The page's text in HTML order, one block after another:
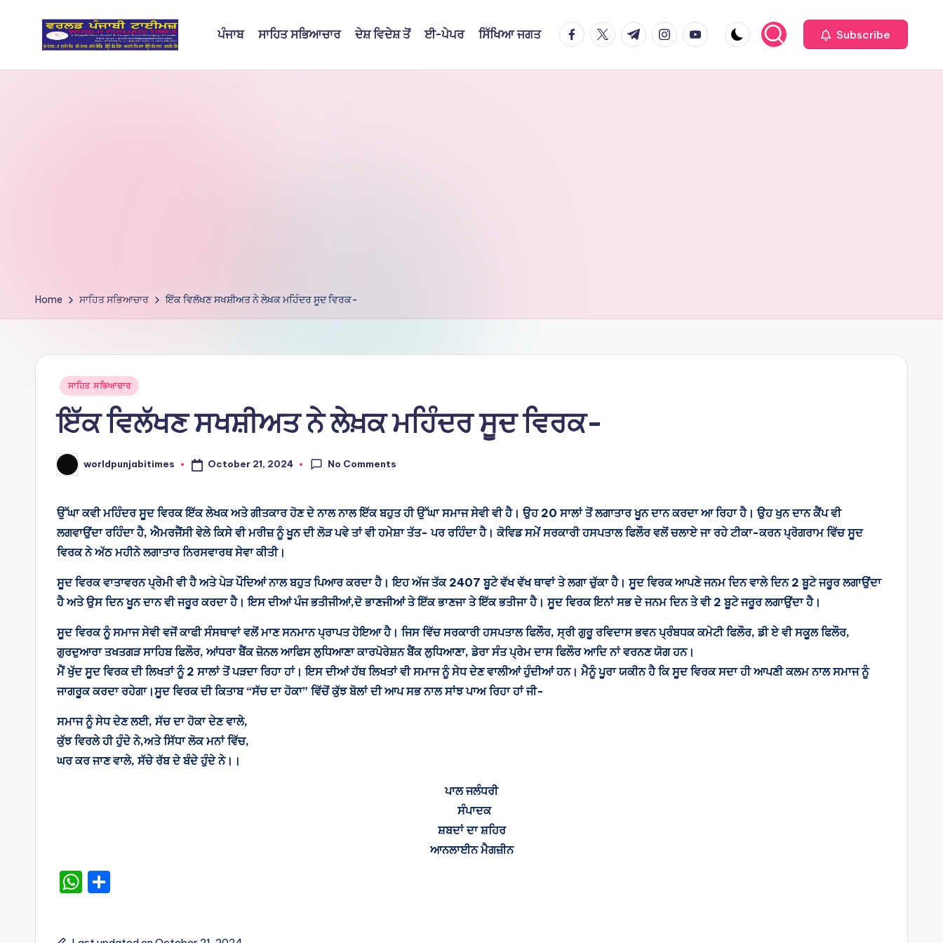
W
bi
m
ਪੰਜਾਬ ਸਾਹਿਤ ਸਭਿਆਚਾਰ ਦੇਸ਼ ਵਿਦੇਸ਼ ਤੋਂ ਈ-ਪੇਪਰ ਸਿੱਖਿਆ ਜਗਤ facebook.com
twitter.com
t.me instagram.com
youtube.com Subscribe
Home ਸਾਹਿਤ ਸਭਿਆਚਾਰ ਇੱਕ ਵਿਲੱਖਣ ਸਖਸ਼ੀਅਤ ਨੇ ਲੇਖ਼ਕ ਮਹਿੰਦਰ ਸੂਦ ਵਿਰਕ-
Posted
ਸਾਹਿਤ ਸਭਿਆਚਾਰ
ਇੱਕ ਵਿਲੱਖਣ ਸਖਸ਼ੀਅਤ ਨੇ ਲੇਖ਼ਕ ਮਹਿੰਦਰ ਸੂਦ ਵਿਰਕ-
Posted
by
worldpunjabitimes October 21, 2024 No Comments
ਉੱਘਾ ਕਵੀ ਮਹਿੰਦਰ ਸੂਦ ਵਿਰਕ ਇੱਕ ਲੇਖਕ ਅਤੇ ਗੀਤਕਾਰ ਹੋਣ ਦੇ ਨਾਲ ਨਾਲ ਇੱਕ ਬਹੁਤ ਹੀ ਉੱਘਾ ਸਮਾਜ ਸੇਵੀ ਵੀ ਹੈ। ਉਹ 20 ਸਾਲਾਂ ਤੋਂ ਲਗਾਤਾਰ ਖੂਨ ਦਾਨ ਕਰਦਾ ਆ ਰਿਹਾ ਹੈ। ਉਹ ਖੁਨ ਦਾਨ ਕੈਂਪ ਵੀ
ਲਗਵਾਉਂਦਾ ਰਹਿੰਦਾ ਹੈ, ਐਮਰਜੈਂਸੀ ਵੇਲੇ ਕਿਸੇ ਵੀ ਮਰੀਜ਼ ਨੂੰ ਖੂਨ ਦੀ ਲੋੜ ਪਵੇ ਤਾਂ ਵੀ ਹਮੇਸ਼ਾ ਤੱਤ- ਪਰ ਰਹਿੰਦਾ ਹੈ। ਕੋਵਿਡ ਸਮੇਂ ਸਰਕਾਰੀ ਹਸਪਤਾਲ ਫਿਲੌਰ ਵਲੋਂ ਚਲਾਏ ਜਾ ਰਹੇ ਟੀਕਾ-ਕਰਨ ਪ੍ਰੋਗਰਾਮ ਵਿੱਚ ਸੂਦ
ਵਿਰਕ ਨੇ ਅੱਠ ਮਹੀਨੇ ਲਗਾਤਾਰ ਨਿਰਸਵਾਰਥ ਸੇਵਾ ਕੀਤੀ।
ਸੂਦ ਵਿਰਕ ਵਾਤਾਵਰਨ ਪ੍ਰੇਮੀ ਵੀ ਹੈ ਅਤੇ ਪੇੜ ਪੌਦਿਆਂ ਨਾਲ ਬਹੁਤ ਪਿਆਰ ਕਰਦਾ ਹੈ। ਇਹ ਅੱਜ ਤੱਕ 2407 ਬੂਟੇ ਵੱਖ ਵੱਖ ਥਾਵਾਂ ਤੇ ਲਗਾ ਚੁੱਕਾ ਹੈ। ਸੂਦ ਵਿਰਕ ਆਪਣੇ ਜਨਮ ਦਿਨ ਵਾਲੇ ਦਿਨ 2 ਬੂਟੇ ਜਰੂਰ ਲਗਾਉਂਦਾ
ਹੈ ਅਤੇ ਉਸ ਦਿਨ ਖੂਨ ਦਾਨ ਵੀ ਜਰੂਰ ਕਰਦਾ ਹੈ। ਇਸ ਦੀਆਂ ਪੰਜ ਭਤੀਜੀਆਂ,ਦੋ ਭਾਣਜੀਆਂ ਤੇ ਇੱਕ ਭਾਣਜਾ ਤੇ ਇੱਕ ਭਤੀਜਾ ਹੈ। ਸੂਦ ਵਿਰਕ ਇਨਾਂ ਸਭ ਦੇ ਜਨਮ ਦਿਨ ਤੇ ਵੀ 2 ਬੂਟੇ ਜਰੂਰ ਲਗਾਉਂਦਾ ਹੈ।
ਸੂਦ ਵਿਰਕ ਨੂੰ ਸਮਾਜ ਸੇਵੀ ਵਜੋਂ ਕਾਫੀ ਸੰਸਥਾਵਾਂ ਵਲੋਂ ਮਾਣ ਸਨਮਾਨ ਪ੍ਰਾਪਤ ਹੋਇਆ ਹੈ। ਜਿਸ ਵਿੱਚ ਸਰਕਾਰੀ ਹਸਪਤਾਲ ਫਿਲੌਰ, ਸ੍ਰੀ ਗੁਰੂ ਰਵਿਦਾਸ ਭਵਨ ਪ੍ਰੰਬਧਕ ਕਮੇਟੀ ਫਿਲੌਰ, ਡੀ ਏ ਵੀ ਸਕੂਲ ਫਿਲੌਰ,
ਗੁਰਦੁਆਰਾ ਤਖਤਗੜ ਸਾਹਿਬ ਫਿਲੌਰ, ਆਂਧਰਾ ਬੈਂਕ ਜ਼ੋਨਲ ਆਫਿਸ ਲੁਧਿਆਣਾ ਕਾਰਪੋਰੇਸ਼ਨ ਬੈਂਕ ਲੁਧਿਆਣਾ, ਡੇਰਾ ਸੰਤ ਪ੍ਰੇਮ ਦਾਸ ਫਿਲੌਰ ਆਦਿ ਨਾਂ ਵਰਨਣ ਯੋਗ ਹਨ।
ਮੈਂ ਖੁੱਦ ਸੂਦ ਵਿਰਕ ਦੀ ਲਿਖਤਾਂ ਨੂੰ 2 ਸਾਲਾਂ ਤੋਂ ਪੜਦਾ ਰਿਹਾ ਹਾਂ। ਇਸ ਦੀਆਂ ਹੱਥ ਲਿਖਤਾਂ ਵੀ ਸਮਾਜ ਨੂੰ ਸੇਧ ਦੇਣ ਵਾਲੀਆਂ ਹੁੰਦੀਆਂ ਹਨ। ਮੈਨੂੰ ਪੂਰਾ ਯਕੀਨ ਹੈ ਕਿ ਸੂਦ ਵਿਰਕ ਸਦਾ ਹੀ ਆਪਣੀ ਕਲਮ ਨਾਲ ਸਮਾਜ ਨੂੰ
ਜਾਗਰੂਕ ਕਰਦਾ ਰਹੇਗਾ।ਸੂਦ ਵਿਰਕ ਦੀ ਕਿਤਾਬ “ਸੱਚ ਦਾ ਹੋਕਾ” ਵਿੱਚੋਂ ਕੁੱਝ ਬੋਲਾਂ ਦੀ ਆਪ ਸਭ ਨਾਲ ਸਾਂਝ ਪਾਅ ਰਿਹਾ ਹਾਂ ਜੀ-
ਸਮਾਜ ਨੂੰ ਸੇਧ ਦੇਣ ਲਈ, ਸੱਚ ਦਾ ਹੋਕਾ ਦੇਣ ਵਾਲੇ,
ਕੁੱਝ ਵਿਰਲੇ ਹੀ ਹੁੰਦੇ ਨੇ,ਅਤੇ ਸਿੱਧਾ ਲੋਕ ਮਨਾਂ ਵਿੱਚ,
ਘਰ ਕਰ ਜਾਣ ਵਾਲੇ, ਸੱਚੇ ਰੱਬ ਦੇ ਬੰਦੇ ਹੁੰਦੇ ਨੇ।।
ਪਾਲ ਜਲੰਧਰੀ
ਸੰਪਾਦਕ
ਸ਼ਬਦਾਂ ਦਾ ਸ਼ਹਿਰ
ਆਨਲਾਈਨ ਮੈਗਜ਼ੀਨ
W